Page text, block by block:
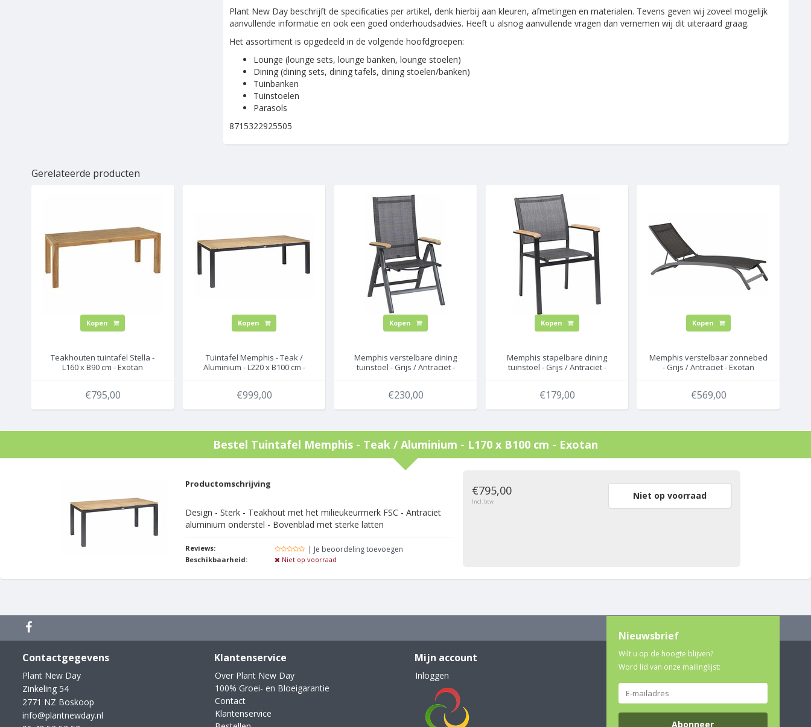
Plant New Day beschrijft de specificaties per artikel, denk hierbij aan kleuren, afmetingen en materialen. Tevens geven wij zoveel mogelijk
aanvullende informatie en ook een goed onderhoudsadvies. Heeft u alsnog aanvullende vragen dan vernemen wij dit uiteraard graag.
Het assortiment is opgedeeld in de volgende hoofdgroepen:
Lounge (lounge sets, lounge banken, lounge stoelen)
Dining (dining sets, dining tafels, dining stoelen/banken)
Tuinbanken
Tuinstoelen
Parasols
8715322925505
Gerelateerde producten
Kopen
Teakhouten tuintafel Stella -
L160 x B90 cm - Exotan
€795,00
Kopen
Tuintafel Memphis - Teak /
Aluminium - L220 x B100 cm -
€999,00
Kopen
Memphis verstelbare dining
tuinstoel - Grijs / Antraciet -
€230,00
Kopen
Memphis stapelbare dining
tuinstoel - Grijs / Antraciet -
€179,00
Kopen
Memphis verstelbaar zonnebed
- Grijs / Antraciet - Exotan
€569,00
Bestel Tuintafel Memphis - Teak / Aluminium - L170 x B100 cm - Exotan
Productomschrijving
Design - Sterk - Teakhout met het milieukeurmerk FSC - Antraciet
aluminium onderstel - Bovenblad met sterke latten
Reviews: | Je beoordeling toevoegen
Beschikbaarheid: Niet op voorraad
€795,00
Incl. btw
Niet op voorraad
Contactgegevens
Plant New Day
Zinkeling 54
2771 NZ Boskoop
info@plantnewday.nl
Klantenservice
Over Plant New Day
100% Groei- en Bloeigarantie
Contact
Klantenservice
Mijn account
Inloggen
Nieuwsbrief
Wilt u op de hoogte blijven?
Word lid van onze mailinglijst:
Abonneer